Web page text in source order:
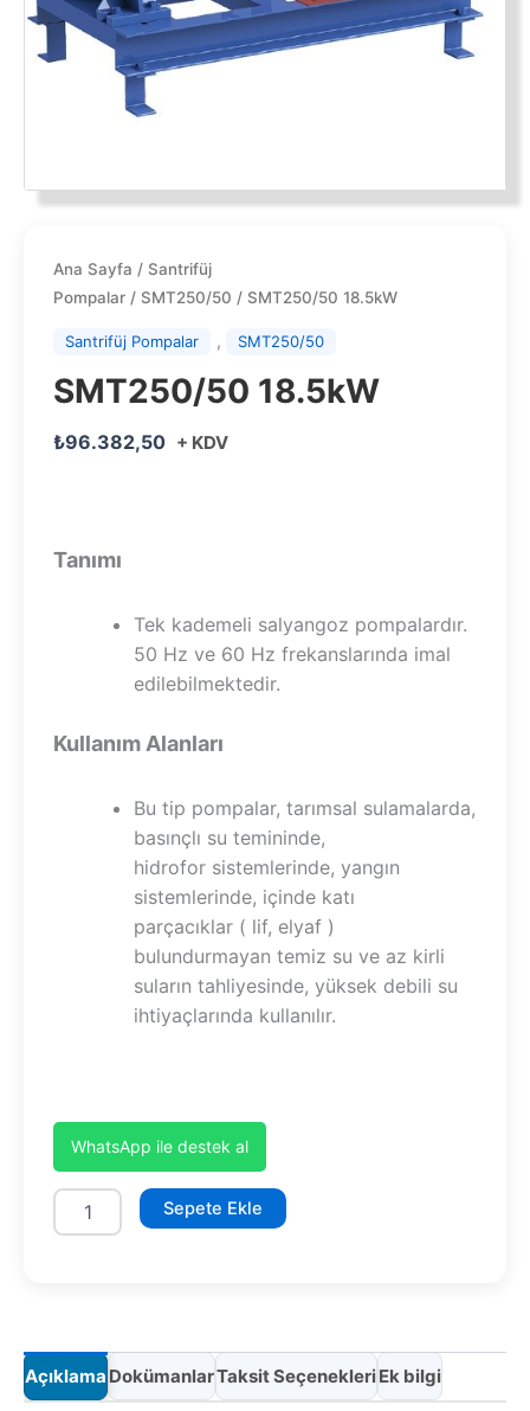
Ana Sayfa / Santrifüj
Pompalar / SMT250/50 / SMT250/50 18.5kW
Santrifüj Pompalar , SMT250/50
SMT250/50 18.5kW
₺96.382,50 + KDV
Tanımı
Tek kademeli salyangoz pompalardır.
50 Hz ve 60 Hz frekanslarında imal
edilebilmektedir.
Kullanım Alanları
Bu tip pompalar, tarımsal sulamalarda,
basınçlı su temininde,
hidrofor sistemlerinde, yangın
sistemlerinde, içinde katı
parçacıklar ( lif, elyaf )
bulundurmayan temiz su ve az kirli
suların tahliyesinde, yüksek debili su
ihtiyaçlarında kullanılır.
WhatsApp ile destek al
SMT250/50
18.5kW
Sepete Ekle
Açıklama DokümanlarTaksit SeçenekleriEk bilgi